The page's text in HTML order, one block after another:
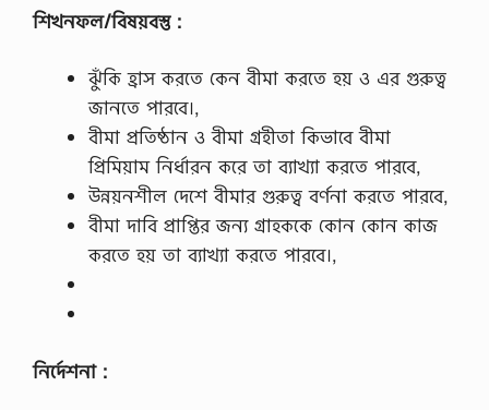
শিখনফল/বিষয়বস্তু :
ঝুঁকি হ্রাস করতে কেন বীমা করতে হয় ও এর গুরুত্ব
জানতে পারবে।,
বীমা প্রতিষ্ঠান ও বীমা গ্রহীতা কিভাবে বীমা
প্রিমিয়াম নির্ধারন করে তা ব্যাখ্যা করতে পারবে,
উন্নয়নশীল দেশে বীমার গুরুত্ব বর্ণনা করতে পারবে,
বীমা দাবি প্রাপ্তির জন্য গ্রাহককে কোন কোন কাজ
করতে হয় তা ব্যাখ্যা করতে পারবে।,
নির্দেশনা :